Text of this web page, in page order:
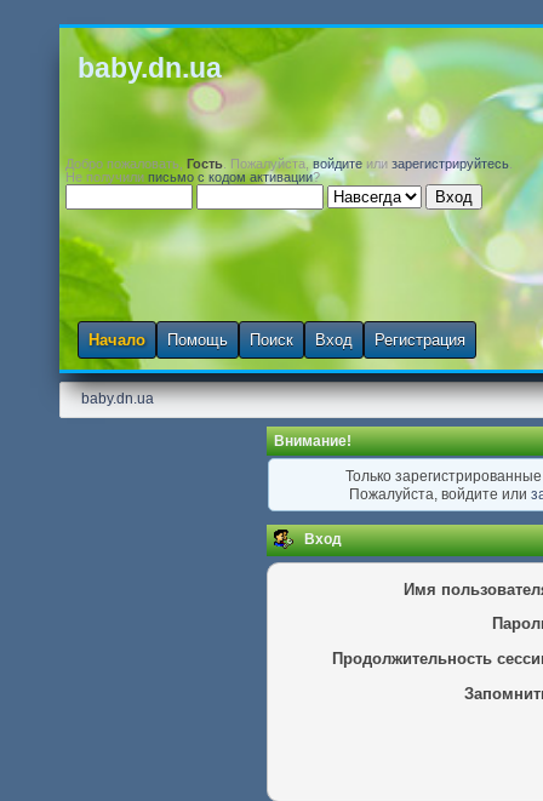
baby.dn.ua
Добро пожаловать, Гость . Пожалуйста,войдите или зарегистрируйтесь
Не получили письмо с кодом активации?
Начало Помощь Поиск Вход Регистрация
baby.dn.ua
Внимание!
Только
Пожалуйста, войдите или
Вход
Имя
Продолжительность